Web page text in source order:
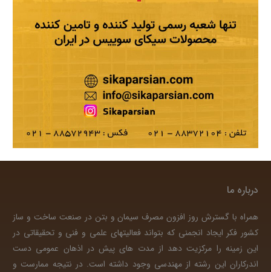
درباره ما
همراه با گسترش روز افزون مصرف سیمان و بتن در صنعت ساخت و ساز
کشور فکر ایجاد انجمنی که بتواند فعالیتهای علمی و فنی و تحقیقاتی در
این زمینه را مرکزیت دهد از مدت های پیش در اذهان عمومی دست
اندرکاران این رشته از مهندسی وجود داشته است. در نتیجه ممارست و